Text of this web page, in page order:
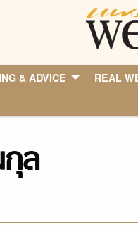
& ADVICE REAL
ล